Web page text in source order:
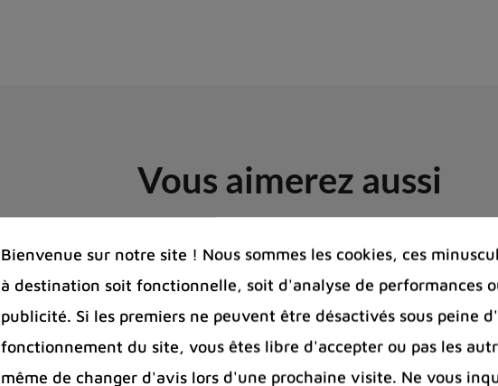
Vous aimerez aussi
Bienvenue sur notre site ! Nous sommes les cookies, ces
à destination soit fonctionnelle, soit d'analyse de performances
publicité. Si les premiers ne peuvent être désactivés sous peine
fonctionnement du site, vous êtes libre d'accepter ou pas les
même de changer d'avis lors d'une prochaine visite. Ne vous